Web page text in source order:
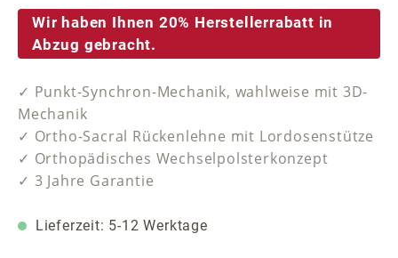
Wir haben Ihnen 20% Herstellerrabatt in
Abzug gebracht.
✓ Punkt-Synchron-Mechanik, wahlweise mit 3D-
Mechanik
✓ Ortho-Sacral Rückenlehne mit Lordosenstütze
✓ Orthopädisches Wechselpolsterkonzept
✓ 3 Jahre Garantie
Lieferzeit: 5-12 Werktage